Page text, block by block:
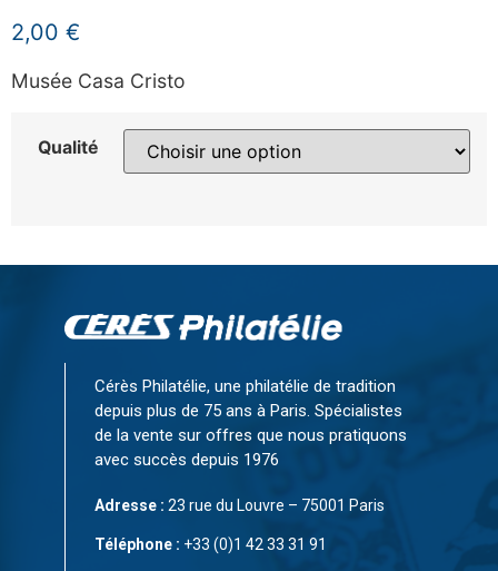
2,00 €
Musée Casa Cristo
Qualité
Cérès Philatélie, une philatélie de tradition
depuis plus de 75 ans à Paris. Spécialistes
de la vente sur offres que nous pratiquons
avec succès depuis 1976
Adresse : 23 rue du Louvre – 75001 Paris
Téléphone : +33 (0)1 42 33 31 91